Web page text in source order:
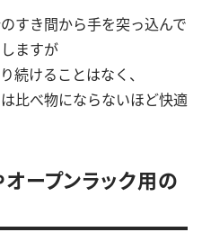
すき間から手を突っ込んで
ますが
続けることはなく、
比べ物にならないほど快適
ープンラック用の